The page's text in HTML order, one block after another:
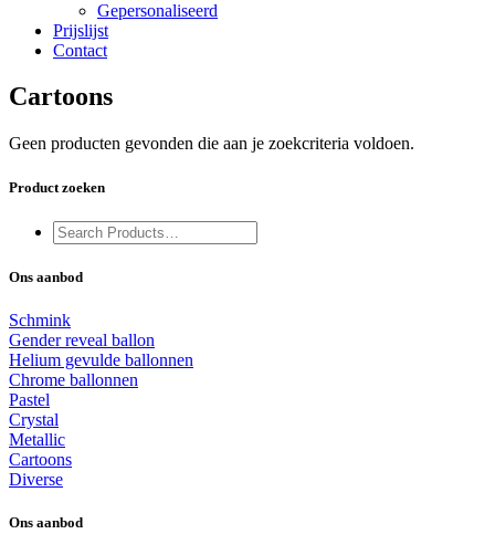
Gepersonaliseerd
Prijslijst
Contact
Cartoons
Geen producten gevonden die aan je zoekcriteria voldoen.
Product zoeken
Ons aanbod
Schmink
Gender reveal ballon
Helium gevulde ballonnen
Chrome ballonnen
Pastel
Crystal
Metallic
Cartoons
Diverse
Ons aanbod